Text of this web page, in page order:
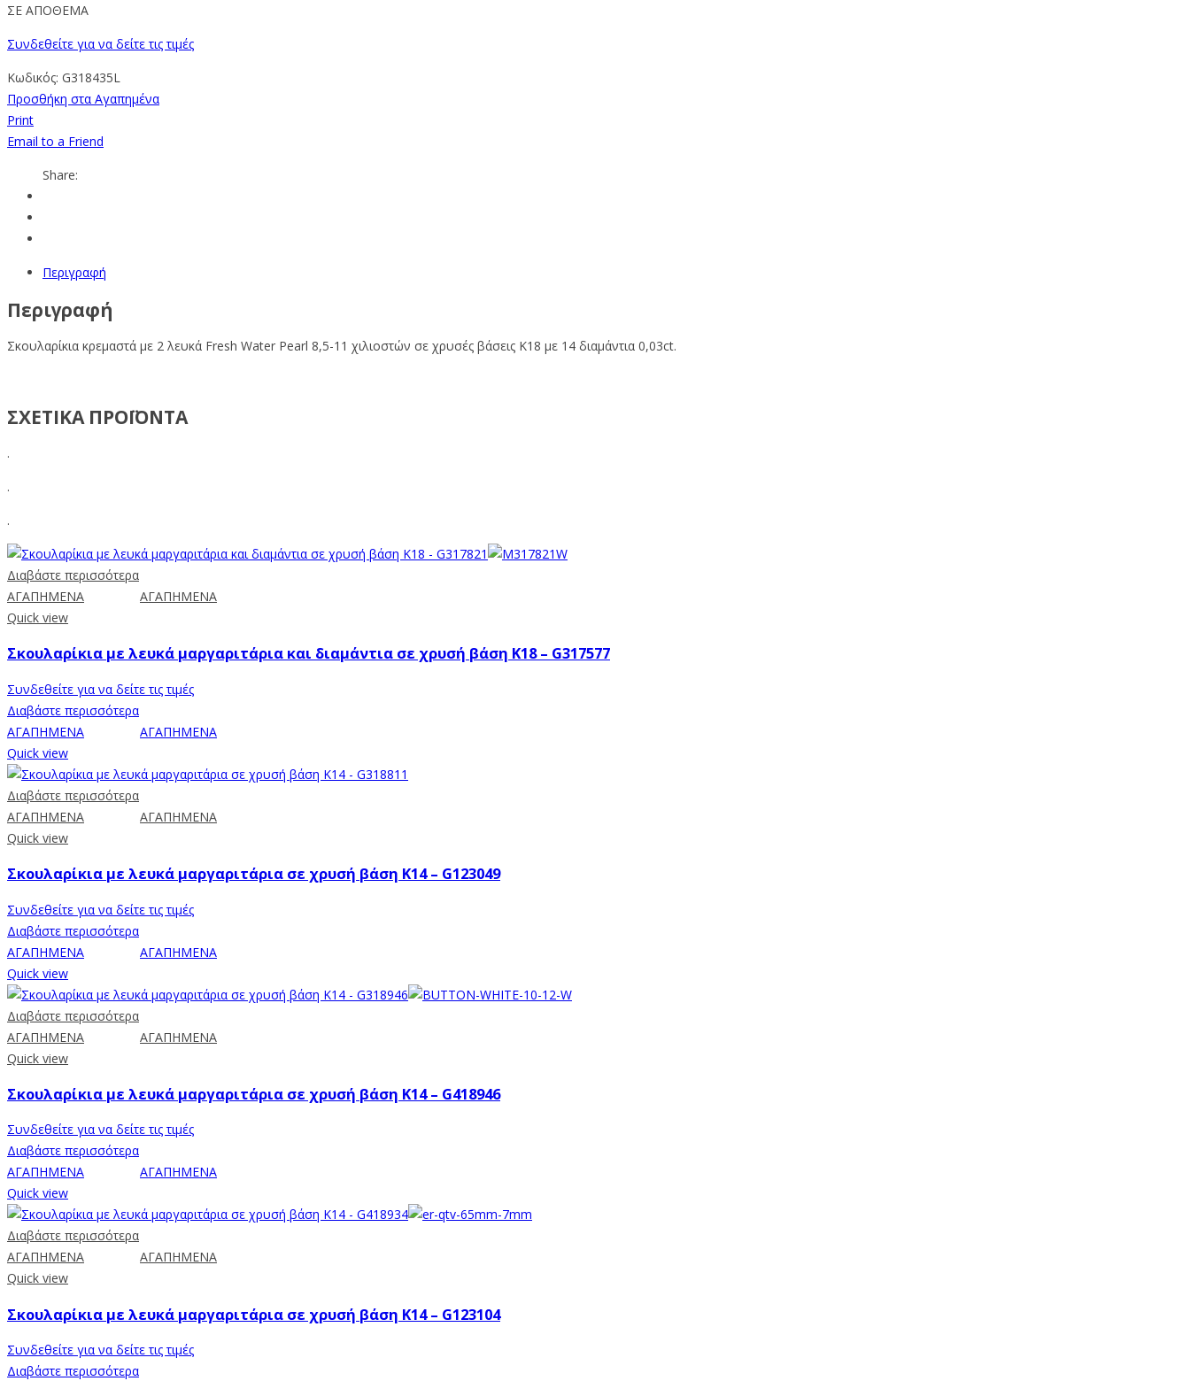
ΣΕ ΑΠΟΘΕΜΑ
Συνδεθείτε για να δείτε τις τιμές
Κωδικός: G318435L
Προσθήκη στα Αγαπημένα
Print
Email to a Friend
Share:
Περιγραφή
Περιγραφή
Σκουλαρίκια κρεμαστά με 2 λευκά Fresh Water Pearl 8,5-11 χιλιοστών σε χρυσές βάσεις Κ18 με 14 διαμάντια 0,03ct.
ΣΧΕΤΙΚΑ ΠΡΟΪΟΝΤΑ
.
.
.
Διαβάστε περισσότερα
ΑΓΑΠΗΜΕΝΑ
ΑΓΑΠΗΜΕΝΑ
Quick view
Σκουλαρίκια με λευκά μαργαριτάρια και διαμάντια σε χρυσή βάση Κ18 – G317577
Συνδεθείτε για να δείτε τις τιμές
Διαβάστε περισσότερα
ΑΓΑΠΗΜΕΝΑ
ΑΓΑΠΗΜΕΝΑ
Quick view
Διαβάστε περισσότερα
ΑΓΑΠΗΜΕΝΑ
ΑΓΑΠΗΜΕΝΑ
Quick view
Σκουλαρίκια με λευκά μαργαριτάρια σε χρυσή βάση Κ14 – G123049
Συνδεθείτε για να δείτε τις τιμές
Διαβάστε περισσότερα
ΑΓΑΠΗΜΕΝΑ
ΑΓΑΠΗΜΕΝΑ
Quick view
Διαβάστε περισσότερα
ΑΓΑΠΗΜΕΝΑ
ΑΓΑΠΗΜΕΝΑ
Quick view
Σκουλαρίκια με λευκά μαργαριτάρια σε χρυσή βάση Κ14 – G418946
Συνδεθείτε για να δείτε τις τιμές
Διαβάστε περισσότερα
ΑΓΑΠΗΜΕΝΑ
ΑΓΑΠΗΜΕΝΑ
Quick view
Διαβάστε περισσότερα
ΑΓΑΠΗΜΕΝΑ
ΑΓΑΠΗΜΕΝΑ
Quick view
Σκουλαρίκια με λευκά μαργαριτάρια σε χρυσή βάση Κ14 – G123104
Συνδεθείτε για να δείτε τις τιμές
Διαβάστε περισσότερα